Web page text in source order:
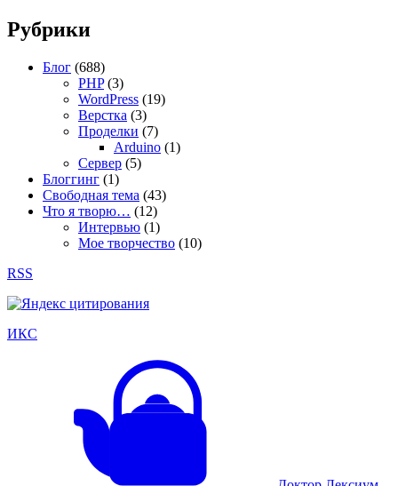
Рубрики
Блог (688)
PHP(3)
WordPress (19)
Верстка (3)
Проделки (7)
Arduino (1)
Сервер (5)
Блоггинг (1)
Свободная тема (43)
Что я творю… (12)
Интервью (1)
Мое творчество (10)
RSS
ИКС